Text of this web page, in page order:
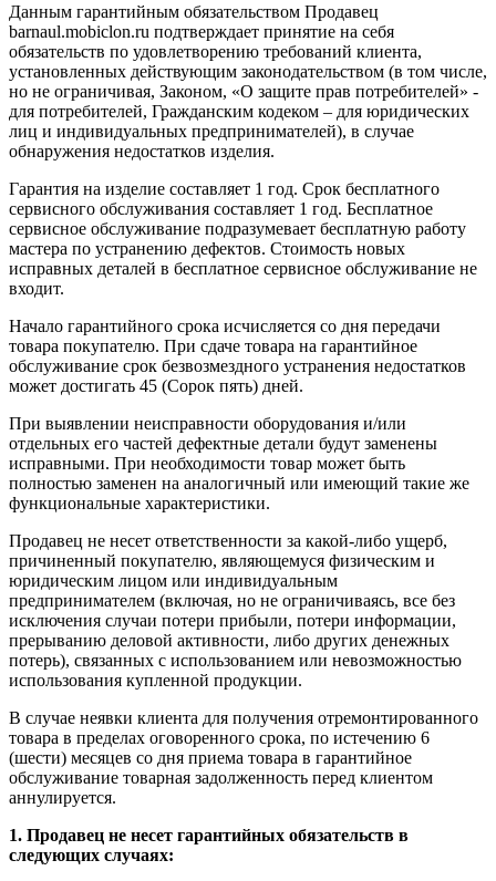
Данным гарантийным обязательством Продавец
barnaul.mobiclon.ru подтверждает принятие на себя
обязательств по удовлетворению требований клиента,
установленных действующим законодательством (в том числе,
но не ограничивая, Законом, «О защите прав потребителей» -
для потребителей, Гражданским кодеком – для юридических
лиц и индивидуальных предпринимателей), в случае
обнаружения недостатков изделия.
Гарантия на изделие составляет 1 год. Срок бесплатного
сервисного обслуживания составляет 1 год. Бесплатное
сервисное обслуживание подразумевает бесплатную работу
мастера по устранению дефектов. Стоимость новых
исправных деталей в бесплатное сервисное обслуживание не
входит.
Начало гарантийного срока исчисляется со дня передачи
товара покупателю. При сдаче товара на гарантийное
обслуживание срок безвозмездного устранения недостатков
может достигать 45 (Сорок пять) дней.
При выявлении неисправности оборудования и/или
отдельных его частей дефектные детали будут заменены
исправными. При необходимости товар может быть
полностью заменен на аналогичный или имеющий такие же
функциональные характеристики.
Продавец не несет ответственности за какой-либо ущерб,
причиненный покупателю, являющемуся физическим и
юридическим лицом или индивидуальным
предпринимателем (включая, но не ограничиваясь, все без
исключения случаи потери прибыли, потери информации,
прерыванию деловой активности, либо других денежных
потерь), связанных с использованием или невозможностью
использования купленной продукции.
В случае неявки клиента для получения отремонтированного
товара в пределах оговоренного срока, по истечению 6
(шести) месяцев со дня приема товара в гарантийное
обслуживание товарная задолженность перед клиентом
аннулируется.
1. Продавец не несет гарантийных обязательств в
следующих случаях: